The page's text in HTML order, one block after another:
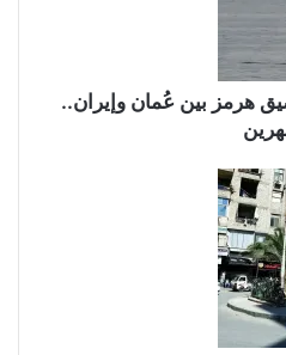
هرمز بين عُمان وإيران..